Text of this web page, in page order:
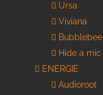
Ursa
Viviana
Bubblebee
Hide a mic
ENERGIE
Audioroot